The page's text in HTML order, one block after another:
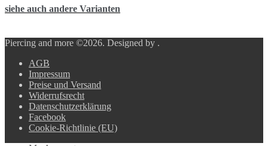
siehe auch andere Varianten
Piercing and more ©2026. Designed by .
AGB
Impressum
Preise und Versand
Widerrufsrecht
Datenschutzerklärung
Facebook
Cookie-Richtlinie (EU)